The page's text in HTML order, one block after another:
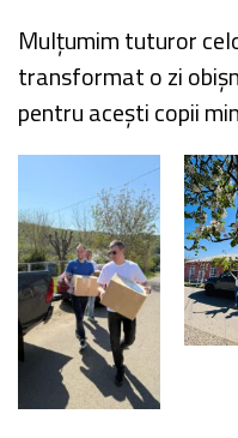
Mulțumim tuturor
transformat o zi
pentru acești copii